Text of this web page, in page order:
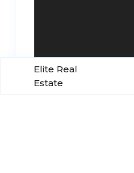
Elite Real
Estate